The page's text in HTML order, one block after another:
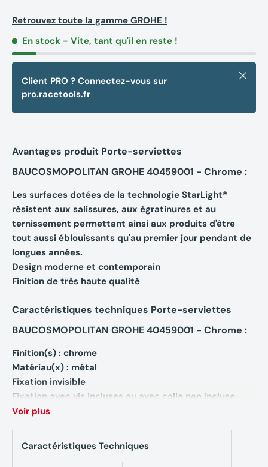
Retrouvez toute la gamme GROHE !
En stock - Vite, tant qu'il en reste !
Client PRO ? Connectez-vous sur
pro.racetools.fr
Fermer
Avantages produit Porte-serviettes
BAUCOSMOPOLITAN GROHE 40459001 - Chrome :
Les surfaces dotées de la technologie StarLight®
résistent aux salissures, aux égratinures et au
ternissement permettant ainsi aux produits d'être
tout aussi éblouissants qu'au premier jour pendant de
longues années.
Design moderne et contemporain
Finition de très haute qualité
Caractéristiques techniques Porte-serviettes
BAUCOSMOPOLITAN GROHE 40459001 - Chrome :
Finition(s) : chrome
Matériau(x) : métal
Fixation invisible
Fixation avec vis incluses ou avec colle non incluse
Dimensions :
Spécificités :
Voir plus
Caractéristiques Techniques